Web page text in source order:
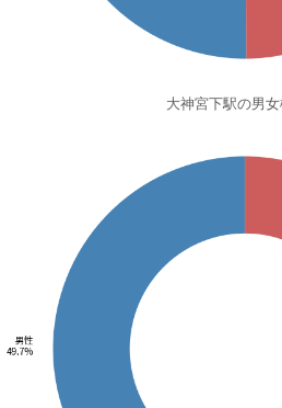
大神宮下駅の男